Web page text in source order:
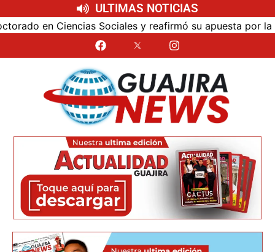
ULTIMAS NOTICIAS
y reafirmó su apuesta por la investigación con